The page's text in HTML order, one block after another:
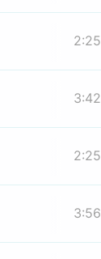
2:25
3:42
2:25
3:56